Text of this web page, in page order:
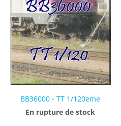
BB36000 - TT 1/120eme
En rupture de stock